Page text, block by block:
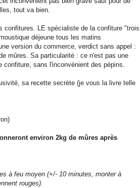
tout va bien.
confitures. LE spécialiste de la confiture "trois
déjeune tous les matins
version du commerce, verdict sans appel :
mûres. Sa particularité : ce n'est pas une
confiture, sans l'inconvénient des pépins.
sa recette secrète (je vous la livre telle
environ 2kg de mûres après
à feu moyen (+/- 10 minutes, monter à
rouges).